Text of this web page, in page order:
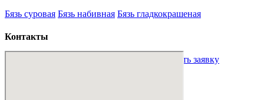
Бязь суровая Бязь набивная Бязь гладкокрашеная
Контакты
Оставить заявку